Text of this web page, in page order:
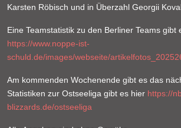
Karsten Röbisch und in Überzahl Georgii
Eine Teamstatistik zu den Berliner Teams gibt
https://www.noppe-ist-
schuld.de/images/webseite/
Am kommenden Wochenende gibt es das
Statistiken zur Ostseeliga gibt es hier https://
blizzards.de/ostseeliga